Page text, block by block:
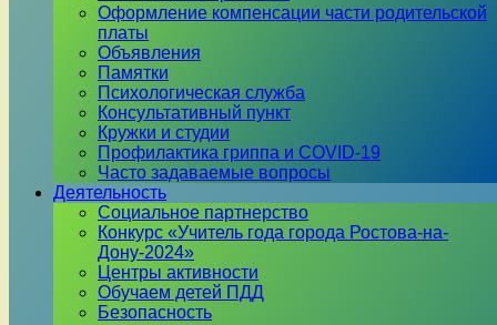
Оформление компенсации части родительской
платы
Объявления
Памятки
Психологическая служба
Консультативный пункт
Кружки и студии
Профилактика гриппа и COVID-19
Часто задаваемые вопросы
Деятельность
Социальное партнерство
Конкурс «Учитель года города Ростова-на-
Дону-2024»
Центры активности
Обучаем детей ПДД
Безопасность